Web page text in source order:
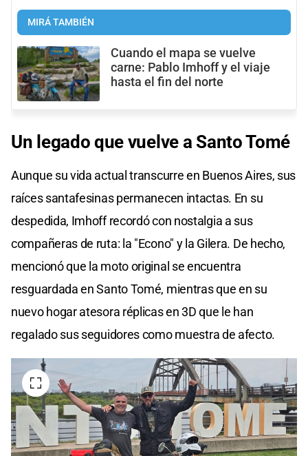
MIRÁ TAMBIÉN
Cuando el mapa se vuelve
carne: Pablo Imhoff y el viaje
hasta el fin del norte
Un legado que vuelve a Santo Tomé
Aunque su vida actual transcurre en Buenos Aires, sus
raíces santafesinas permanecen intactas. En su
despedida, Imhoff recordó con nostalgia a sus
compañeras de ruta: la "Econo" y la Gilera. De hecho,
mencionó que la moto original se encuentra
resguardada en Santo Tomé, mientras que en su
nuevo hogar atesora réplicas en 3D que le han
regalado sus seguidores como muestra de afecto.